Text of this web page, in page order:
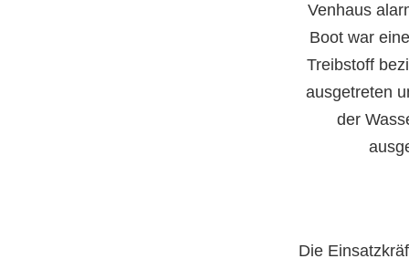
Venhaus
Boot war
Treibstoff
ausgetreten
der
Die